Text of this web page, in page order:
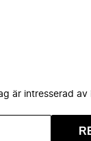
är intresserad av